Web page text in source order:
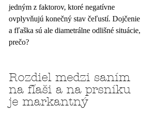
jedným z faktorov, ktoré negatívne
ovplyvňujú konečný stav čeľustí. Dojčenie
a fľaška sú ale diametrálne odlišné situácie,
prečo?
Rozdiel medzi saním
na fľaši a na prsníku
je markantný